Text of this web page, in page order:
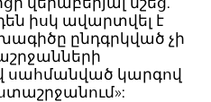
իսկ ավարտվել է
ընդգրկված չի
սահմանված կարգով